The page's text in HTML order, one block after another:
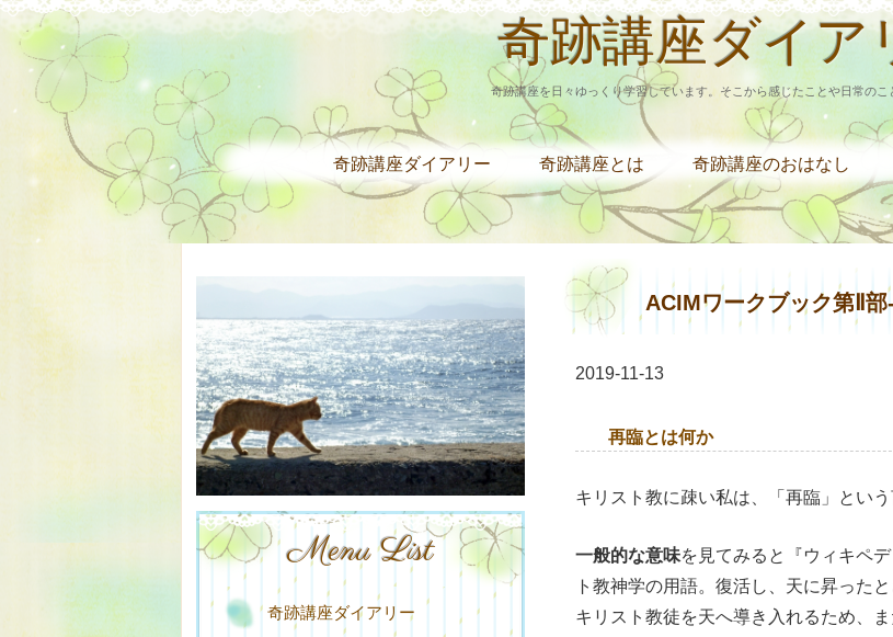
奇跡講座ダイア
奇跡講座を日々ゆっくり学習しています。そこから感じたことや日常のこ
奇跡講座ダイアリー 奇跡講座とは 奇跡講座のおはなし
ACIMワークブック第Ⅱ
2019-11-13
再臨とは何か
キリスト教に疎い私は、「再臨」とい
一般的な意味を見てみると『ウィキペ
ト教神学の用語。復活し、天に昇った
キリスト教徒を天へ導き入れるため、
Menu List
奇跡講座ダイアリー